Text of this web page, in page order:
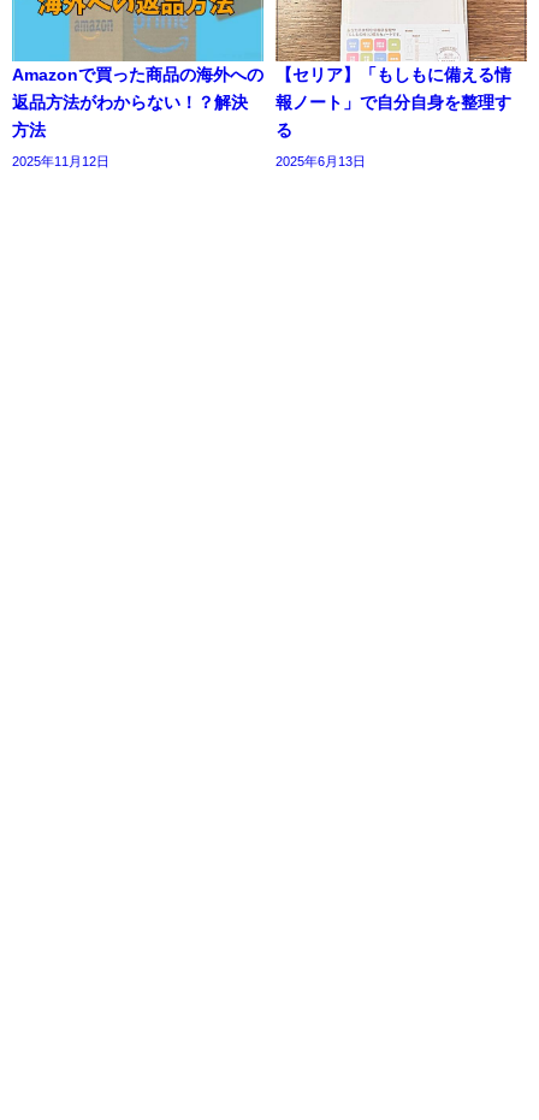
Amazonで買った商品の海外への
返品方法がわからない！？解決
方法
2025年11月12日
【セリア】「もしもに備える情
報ノート」で自分自身を整理す
る
2025年6月13日